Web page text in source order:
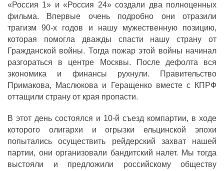
«Россия 1» и «Россия 24» создали два полноценных
фильма. Впервые очень подробно они отразили
трагизм 90-х годов и нашу мужественную позицию,
которая помогла дважды спасти нашу страну от
Гражданской войны. Тогда пожар этой войны начинал
разгораться в центре Москвы. После дефолта вся
экономика и финансы рухнули. Правительство
Примакова, Маслюкова и Геращенко вместе с КПРФ
оттащили страну от края пропасти.
В этот день состоялся и 10-й съезд компартии, в ходе
которого олигархи и огрызки ельцинской эпохи
попытались осуществить рейдерский захват нашей
партии, они организовали бандитский налет. Мы тогда
выстояли и предложили российскому обществу